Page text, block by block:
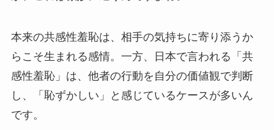
本来の共感性羞恥は、相手の気持ちに寄り添うか
らこそ生まれる感情。一方、日本で言われる「共
感性羞恥」は、他者の行動を自分の価値観で判断
し、「恥ずかしい」と感じているケースが多いん
です。